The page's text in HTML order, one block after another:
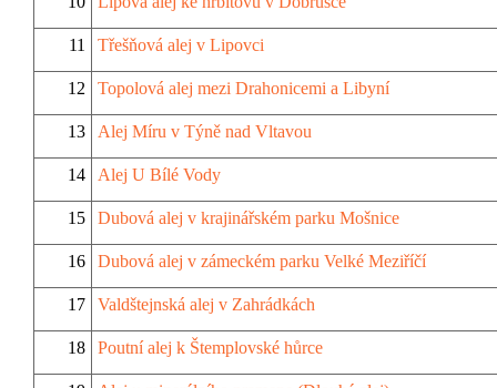
11 Třešňová alej v Lipovci
12 Topolová alej mezi Drahonicemi a Libyní
13 Alej Míru v Týně nad Vltavou
14 Alej U Bílé Vody
15 Dubová alej v krajinářském parku Mošnice
16 Dubová alej v zámeckém parku Velké Meziříčí
17 Valdštejnská alej v Zahrádkách
18 Poutní alej k Štemplovské hůrce